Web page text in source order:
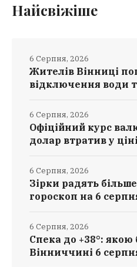
Найсвіжіше
Жителів Вінниці
відключення води
6 Серпня, 2026
Офіційний курс
долар втратив у ціні
6 Серпня, 2026
Зірки радять
гороскоп на 6
6 Серпня, 2026
Спека до +38°: якою
Вінниччині 6
6 Серпня, 2026